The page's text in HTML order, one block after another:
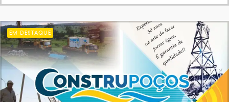
EM DESTAQUE